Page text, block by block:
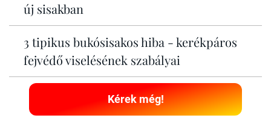
új sisakban
3 tipikus bukósisakos hiba - kerékpáros
fejvédő viselésének szabályai
Kérek még!